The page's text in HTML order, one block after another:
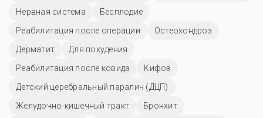
Нервная система
Бесплодие
Реабилитация после операции
Остеохондроз
Дерматит
Для похудения
Реабилитация после ковида
Кифоз
Детский церебральный паралич (ДЦП)
Желудочно-кишечный тракт
Бронхит